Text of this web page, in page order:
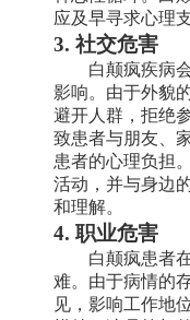
应及早寻求心理
3. 社交危害
白颠疯疾病会
影响。由于外貌
避开人群，拒绝
致患者与朋友、
患者的心理负担
活动，并与身边
和理解。
4. 职业危害
白颠疯患者在
难。由于病情的
见，影响工作地